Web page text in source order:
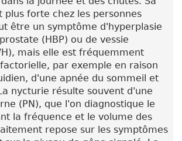
plus forte chez les personnes
être un symptôme d'hyperplasie
(HBP) ou de vessie
mais elle est fréquemment
par exemple en raison
d'une apnée du sommeil et
nycturie résulte souvent d'une
(PN), que l'on diagnostique le
la fréquence et le volume des
repose sur les symptômes